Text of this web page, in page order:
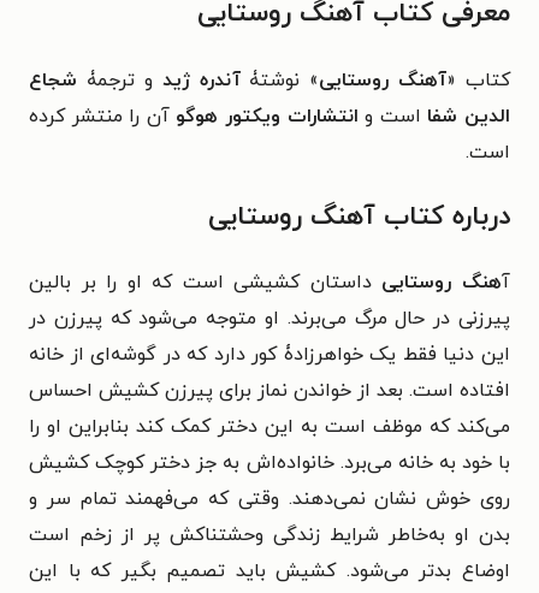
معرفی کتاب آهنگ روستایی
کتاب «آهنگ روستایی» نوشتۀآندره ژید و ترجمۀ شجاع
الدین شفا است و انتشارات ویکتور هوگوآن را منتشر کرده
است.
درباره کتاب آهنگ روستایی
آهنگ روستایی داستان کشیشی است که او را بر بالین
پیرزنی در حال مرگ می‌برند. او متوجه می‌شود که پیرزن در
این دنیا فقط یک خواهرزادۀ کور دارد که در گوشه‌ای از خانه
افتاده است. بعد از خواندن نماز برای پیرزن کشیش احساس
می‌کند که موظف است به این دختر کمک کند بنابراین او را
با خود به خانه می‌برد. خانواده‌اش به جز دختر کوچک کشیش
روی خوش نشان نمی‌دهند. وقتی که می‌فهمند تمام سر و
بدن او به‌خاطر شرایط زندگی وحشتناکش پر از زخم است
اوضاع بدتر می‌شود. کشیش باید تصمیم بگیر که با این